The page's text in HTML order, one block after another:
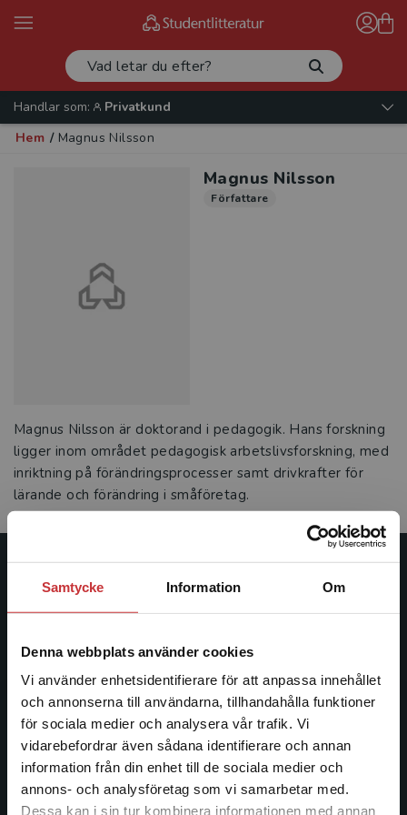
Samtycke Information Om
Denna webbplats använder cookies
Vi använder enhetsidentifierare för att anpassa innehållet
och annonserna till användarna, tillhandahålla funktioner
för sociala medier och analysera vår trafik. Vi
vidarebefordrar även sådana identifierare och annan
information från din enhet till de sociala medier och
annons- och analysföretag som vi samarbetar med.
Dessa kan i sin tur kombinera informationen med annan
Begränsad fraktregion
Handlar som:
Privatkund
Hem / Magnus Nilsson
Magnus Nilsson
Författare
Magnus Nilsson är doktorand i pedagogik. Hans forskning
ligger inom området pedagogisk arbetslivsforskning, med
inriktning på förändringsprocesser samt drivkrafter för
lärande och förändring i småföretag.
Studentlitteratur
ledande utbildningsförlag. Med läromedel, kurslitteratur,
facklitteratur, utbildningar och digitala
informationstjänster i utbudet, finns Studentlitteratur med
längs hela kunskapsresan.
Kontakta oss
Kontakta oss